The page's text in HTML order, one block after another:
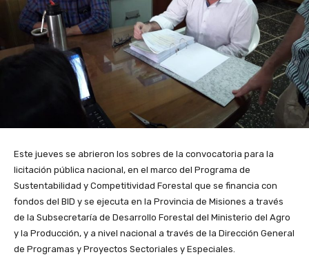
Este jueves se abrieron los sobres de la convocatoria para la
licitación pública nacional, en el marco del Programa de
Sustentabilidad y Competitividad Forestal que se financia con
fondos del BID y se ejecuta en la Provincia de Misiones a través
de la Subsecretaría de Desarrollo Forestal del Ministerio del Agro
y la Producción, y a nivel nacional a través de la Dirección General
de Programas y Proyectos Sectoriales y Especiales.